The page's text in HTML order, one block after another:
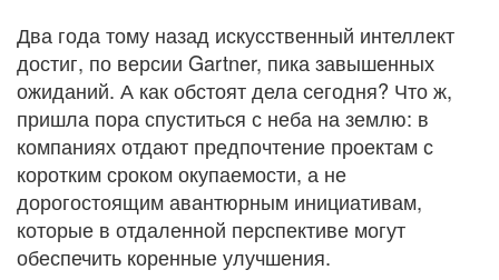
Два года тому назад искусственный интеллект
достиг, по версии Gartner, пика завышенных
ожиданий. А как обстоят дела сегодня? Что ж,
пришла пора спуститься с неба на землю: в
компаниях отдают предпочтение проектам с
коротким сроком окупаемости, а не
дорогостоящим авантюрным инициативам,
которые в отдаленной перспективе могут
обеспечить коренные улучшения.